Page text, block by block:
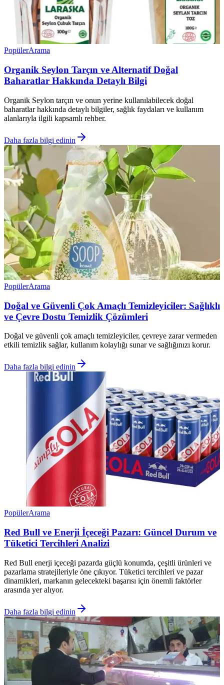
PopülerArama
Organik Seylon Tarçın ve Alternatif Doğal
Baharatlar Hakkında Detaylı Bilgi
Organik Seylon tarçın ve onun yerine kullanılabilecek doğal
baharatlar hakkında detaylı bilgiler, sağlık faydaları ve kullanım
alanlarıyla ilgili kapsamlı rehber.
Daha fazla bilgi edinin
PopülerArama
Doğal ve Güvenli Çok Amaçlı Temizleyiciler: Sağlıklı
ve Çevre Dostu Temizlik Çözümleri
Doğal ve güvenli çok amaçlı temizleyiciler, çevreye zarar vermeden
etkili temizlik sağlar, kullanım kolaylığı sunar ve sağlığınızı korur.
Daha fazla bilgi edinin
PopülerArama
Red Bull ve Enerji İçeceği Pazarı: Güncel Durum ve
Tüketici Tercihleri Analizi
Red Bull enerji içeceği pazarda güçlü konumda, çeşitli ürünleri ve
pazarlama stratejileriyle öne çıkıyor. Tüketici tercihleri ve pazar
dinamikleri, markanın gelecekteki başarısı için önemli faktörler
arasında yer alıyor.
Daha fazla bilgi edinin